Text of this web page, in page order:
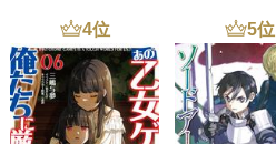
4位 5位